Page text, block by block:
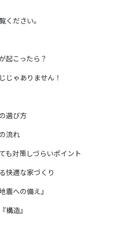
ください。
起こったら？
ゃありません！
選び方
流れ
も対策しづらいポイント
快適な家づくり
震への備え』
構造』